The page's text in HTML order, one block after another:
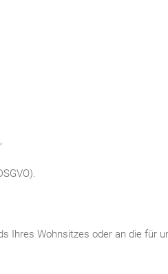
Ihres Wohnsitzes oder an die für